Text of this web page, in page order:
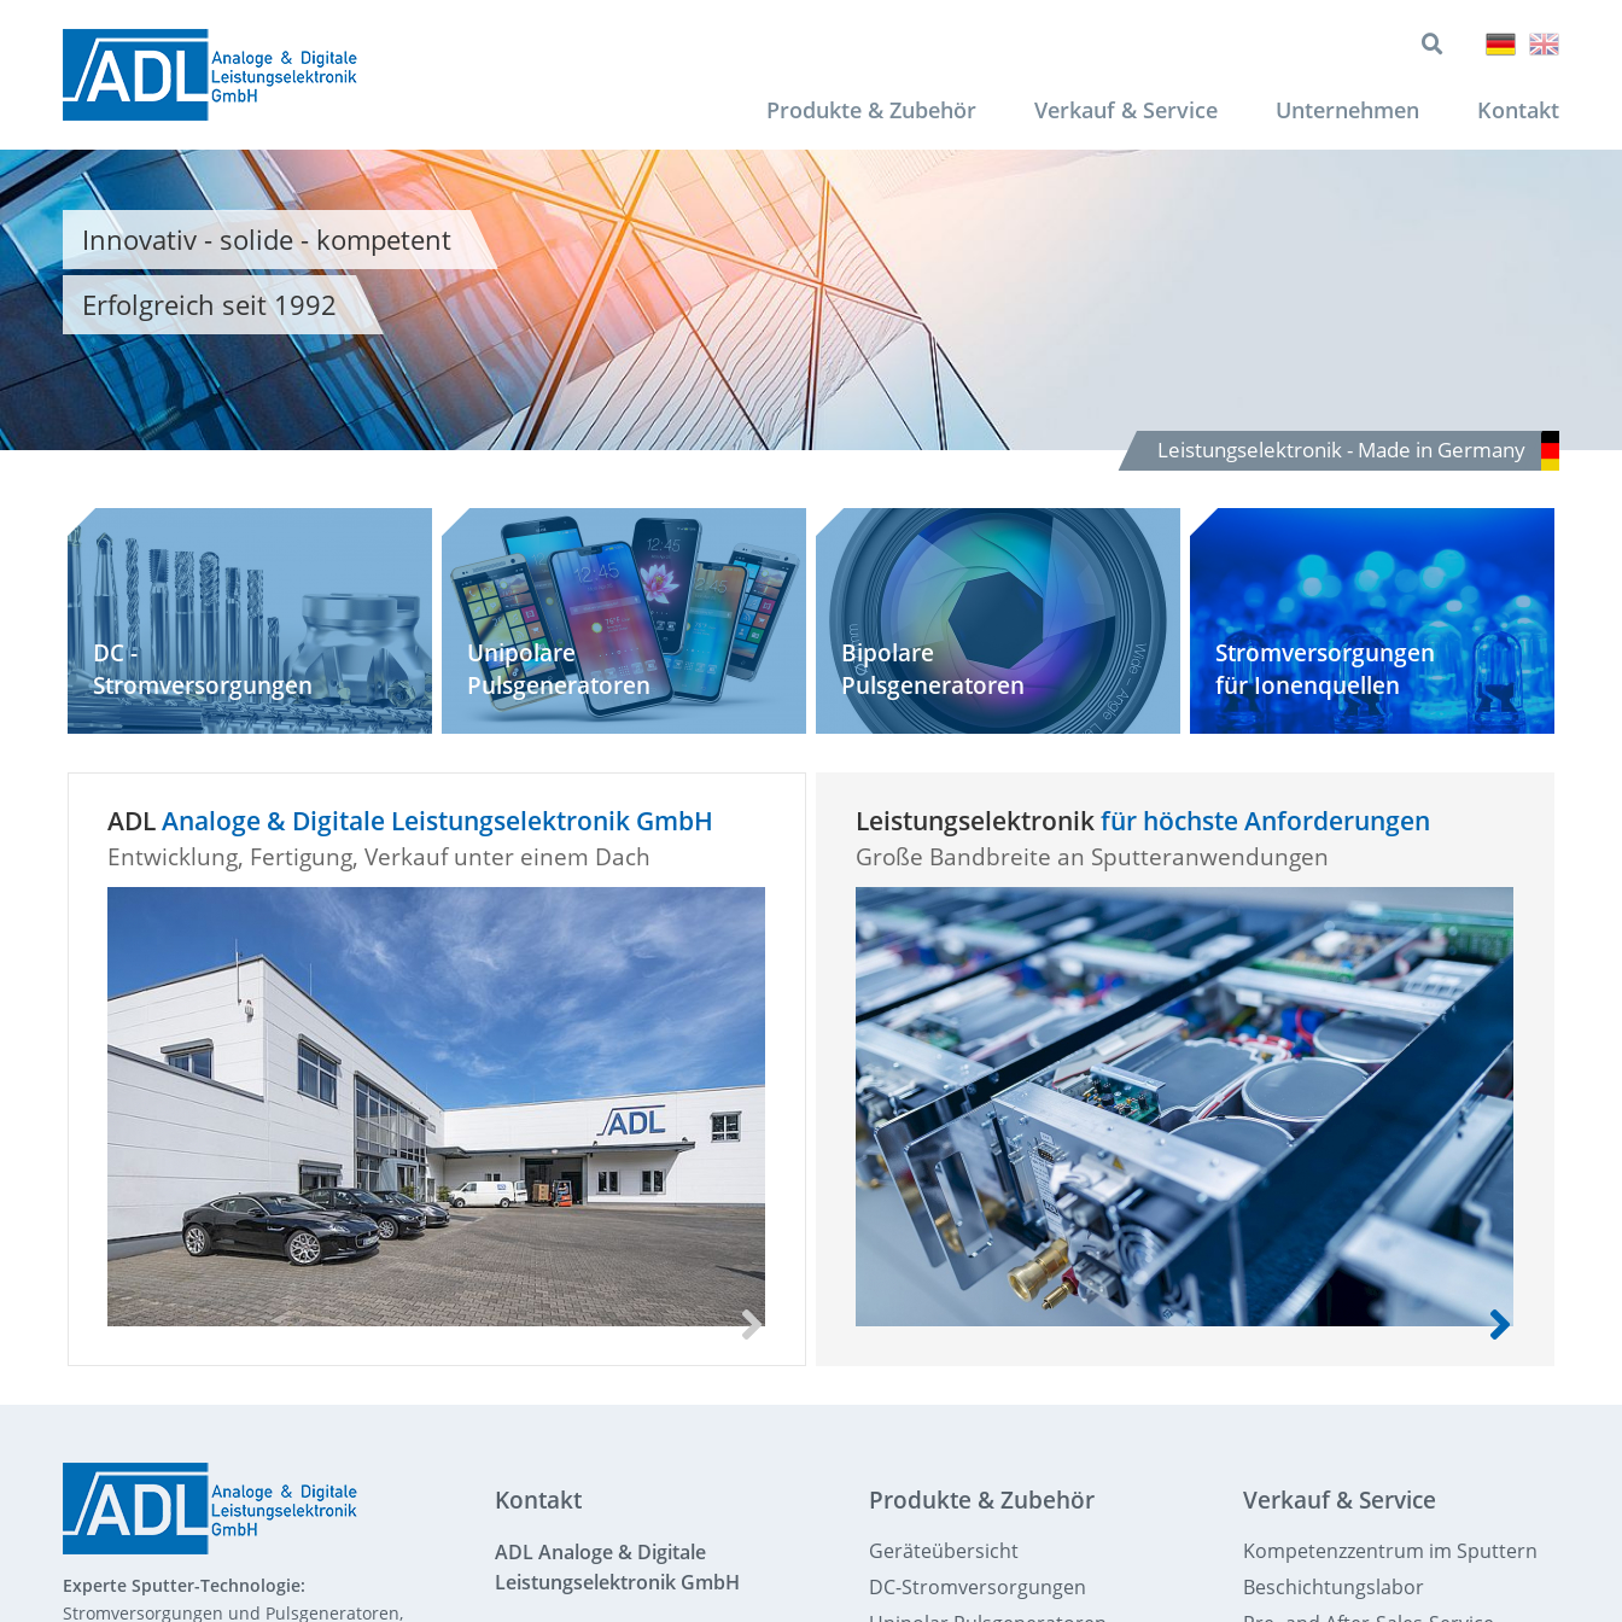
Produkte & Zubehör Verkauf & Service Unternehmen Kontakt
DeutschEnglish
Innovativ - solide - kompetent
Erfolgreich seit 1992
Leistungselektronik - Made in Germany
DC -
Stromversorgungen
Unipolare
Pulsgeneratoren
Bipolare
Pulsgeneratoren
Stromversorgungen
für Ionenquellen
ADLAnaloge & Digitale Leistungselektronik GmbH
Entwicklung, Fertigung, Verkauf unter einem Dach
Leistungselektronikfür höchste Anforderungen
Große Bandbreite an Sputteranwendungen
Experte Sputter-Technologie:
Stromversorgungen und Pulsgeneratoren,
Kontakt
ADL Analoge & Digitale
Leistungselektronik GmbH
Produkte & Zubehör
Geräteübersicht
DC-Stromversorgungen
Verkauf & Service
Kompetenzzentrum im Sputtern
Beschichtungslabor